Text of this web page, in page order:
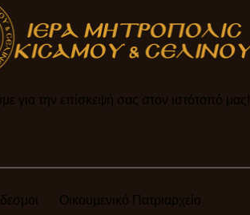
για την επίσκεψή σας στον ιστότοπό μας!​
Οικουμενικό Πατριαρχείο